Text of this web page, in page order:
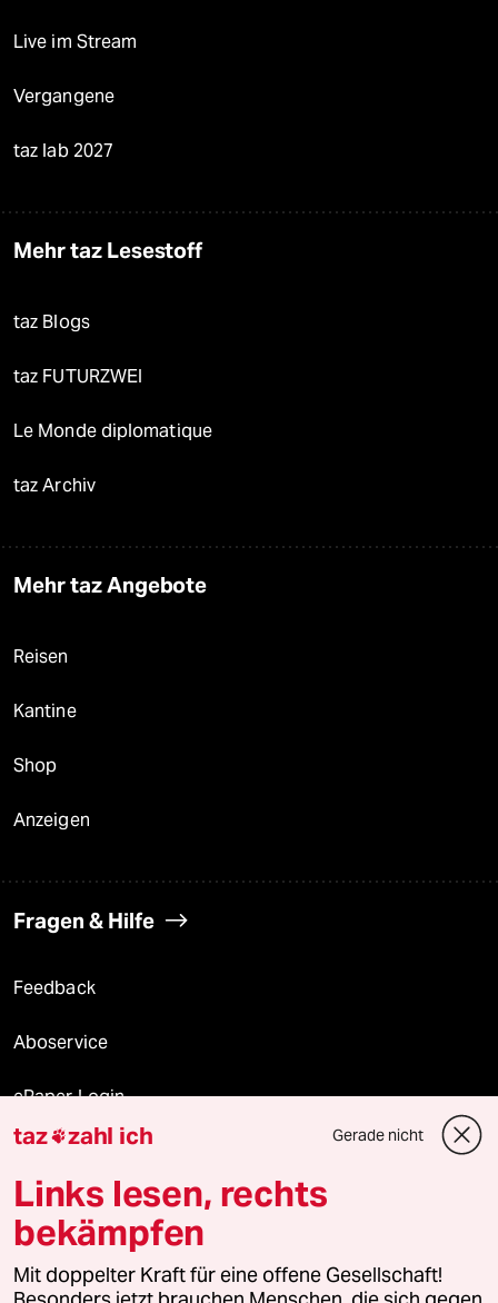
Live im Stream
Vergangene
taz lab 2027
Mehr taz Lesestoff
taz Blogs
taz FUTURZWEI
Le Monde diplomatique
taz Archiv
Mehr taz Angebote
Reisen
Kantine
Shop
Anzeigen
Fragen & Hilfe
Feedback
Aboservice
ePaper Login
Downloads für Abonnierende
© 2026 taz Verlags und Vertriebs GmbH
Alle Rechte vorbehalten. Bei rechtlichen Fragen oder für Genehmigungen
wenden Sie sich bitte an
lizenzen@taz.de
taz zahl ich Gerade nicht
Links lesen, rechts
bekämpfen
Mit doppelter Kraft für eine offene Gesellschaft!